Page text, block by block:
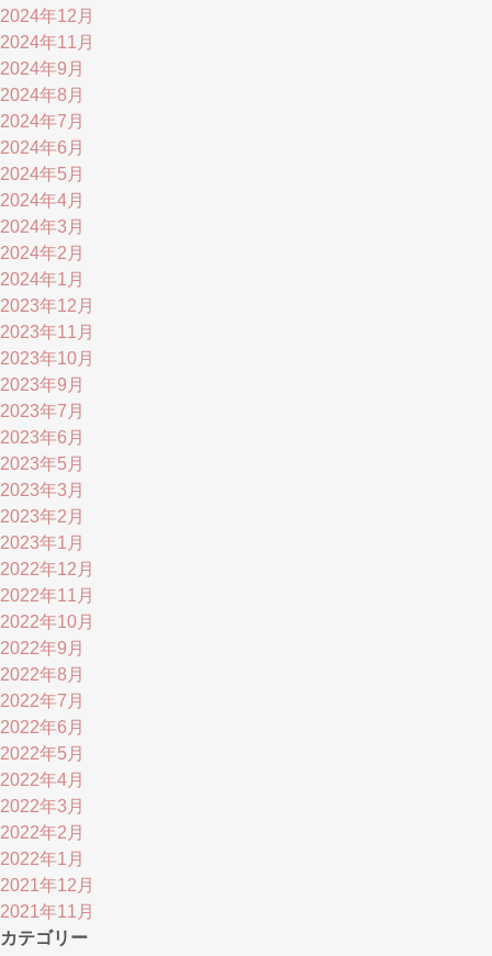
2024年12月
2024年11月
2024年9月
2024年8月
2024年7月
2024年6月
2024年5月
2024年4月
2024年3月
2024年2月
2024年1月
2023年12月
2023年11月
2023年10月
2023年9月
2023年7月
2023年6月
2023年5月
2023年3月
2023年2月
2023年1月
2022年12月
2022年11月
2022年10月
2022年9月
2022年8月
2022年7月
2022年6月
2022年5月
2022年4月
2022年3月
2022年2月
2022年1月
2021年12月
2021年11月
カテゴリー